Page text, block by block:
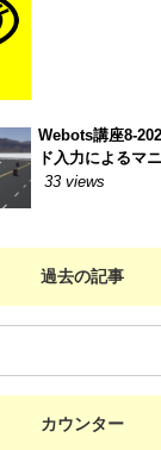
Webots講座8-
ド入力によるマ
33 views
過去の記事
カウンター